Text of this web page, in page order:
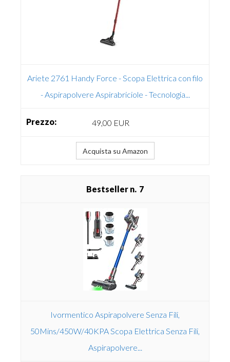
Ariete 2761 Handy Force - Scopa Elettrica con filo
- Aspirapolvere Aspirabriciole - Tecnologia...
49,00 EUR
Acquista su Amazon
7
Ivormentico Aspirapolvere Senza Fili,
50Mins/450W/40KPA Scopa Elettrica Senza Fili,
Aspirapolvere...